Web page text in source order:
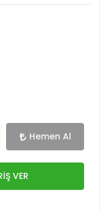
Hemen Al
VER